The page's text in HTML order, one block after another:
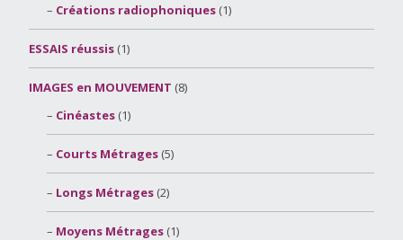
Créations radiophoniques(1)
ESSAIS réussis (1)
IMAGES en MOUVEMENT (8)
Cinéastes(1)
Courts Métrages(5)
Longs Métrages(2)
Moyens Métrages(1)